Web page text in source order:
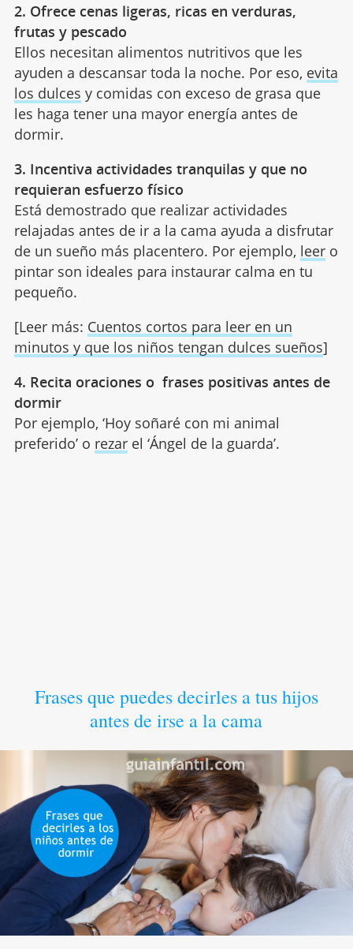
2. Ofrece cenas ligeras, ricas en verduras,
frutas y pescado
Ellos necesitan alimentos nutritivos que les
ayuden a descansar toda la noche. Por eso, evita
los dulces y comidas con exceso de grasa que
les haga tener una mayor energía antes de
dormir.
3. Incentiva actividades tranquilas y que no
requieran esfuerzo físico
Está demostrado que realizar actividades
relajadas antes de ir a la cama ayuda a disfrutar
de un sueño más placentero. Por ejemplo, leero
pintar son ideales para instaurar calma en tu
pequeño.
[Leer más: Cuentos cortos para leer en un
minutos y que los niños tengan dulces sueños]
4. Recita oraciones o frases positivas antes de
dormir
Por ejemplo, ‘Hoy soñaré con mi animal
preferido’ o rezarel ‘Ángel de la guarda’.
Frases que puedes decirles a tus hijos
antes de irse a la cama